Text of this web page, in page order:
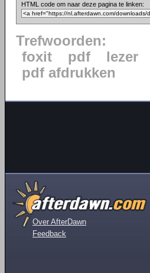
HTML code om naar deze pagina te linken:
Trefwoorden:
foxit
pdf lezer
pdf afdrukken
Over AfterDawn
Feedback